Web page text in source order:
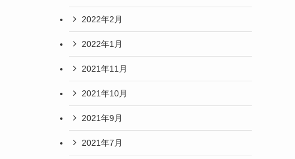
2022年2月
2022年1月
2021年11月
2021年10月
2021年9月
2021年7月